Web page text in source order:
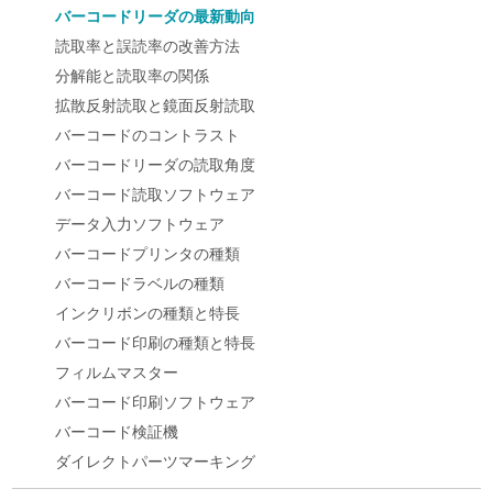
バーコードリーダの最新動向
読取率と誤読率の改善方法
分解能と読取率の関係
拡散反射読取と鏡面反射読取
バーコードのコントラスト
バーコードリーダの読取角度
バーコード読取ソフトウェア
データ入力ソフトウェア
バーコードプリンタの種類
バーコードラベルの種類
インクリボンの種類と特長
バーコード印刷の種類と特長
フィルムマスター
バーコード印刷ソフトウェア
バーコード検証機
ダイレクトパーツマーキング